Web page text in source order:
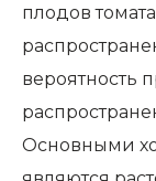
плодов
вероятность
Основными